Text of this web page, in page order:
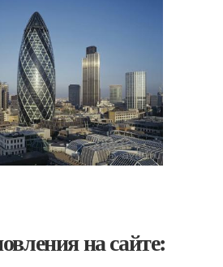
на сайте: